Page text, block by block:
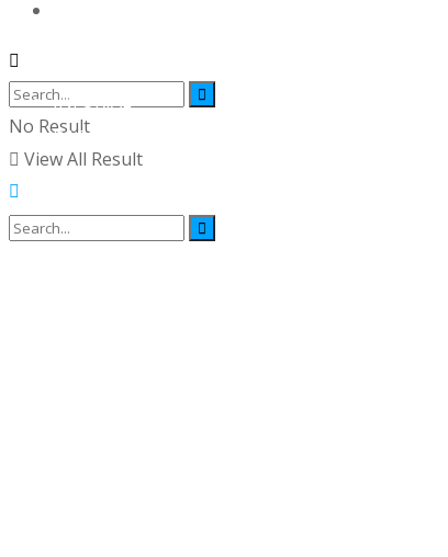
No Result
View All Result
INFORIAL
BACA DATA